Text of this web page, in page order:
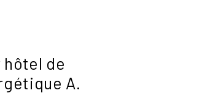
de
A.